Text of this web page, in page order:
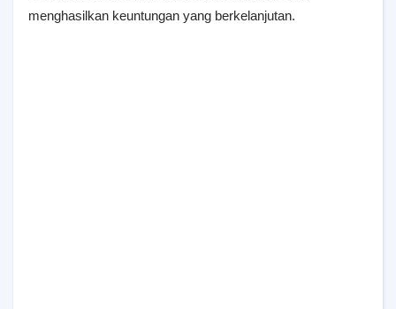
menghasilkan keuntungan yang berkelanjutan.